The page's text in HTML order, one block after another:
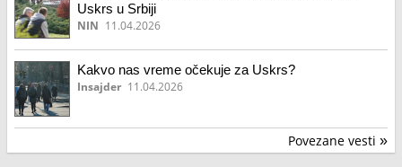
Uskrs u Srbiji
NIN 11.04.2026
Kakvo nas vreme očekuje za Uskrs?
Insajder 11.04.2026
Povezane vesti »